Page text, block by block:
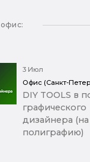
3 Июл
Офис (Санкт-
DIY TOOLS в
графического
дизайнера (на
полиграфию)